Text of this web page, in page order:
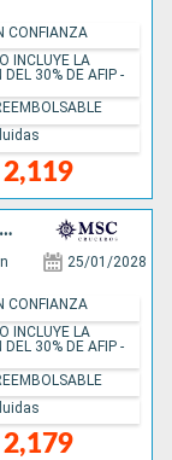
2,119
CONFIANZA
INCLUYE LA
DEL 30% DE AFIP -
BARBADOS, SAN VINCENT Y LAS GRANADINAS, GRENADA, ANTIGUA Y BARBUDA, SAN MARTÍN, DOMINICA
25/01/2028
2,179
CONFIANZA
INCLUYE LA
DEL 30% DE AFIP -